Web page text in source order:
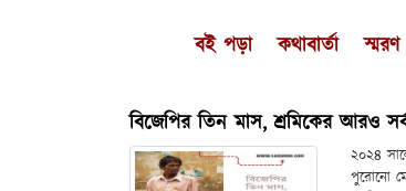
বই পড়া কথাবার্তা স্মরণ
বিজেপির তিন মাস, শ্রমিকের আরও
২০২৪
পুরোনো